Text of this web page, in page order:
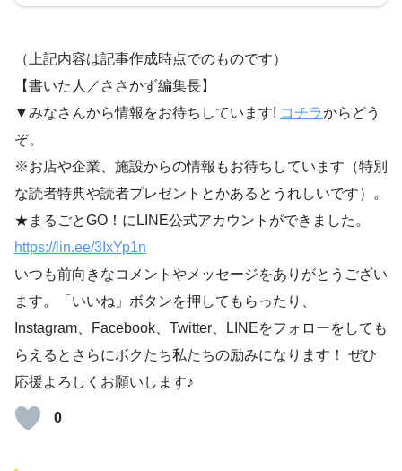
（上記内容は記事作成時点でのものです）
【書いた人／ささかず編集長】
▼みなさんから情報をお待ちしています! コチラからどう
ぞ。
※お店や企業、施設からの情報もお待ちしています（特別
な読者特典や読者プレゼントとかあるとうれしいです）。
★まるごとGO！にLINE公式アカウントができました。
https://lin.ee/3IxYp1n
いつも前向きなコメントやメッセージをありがとうござい
ます。「いいね」ボタンを押してもらったり、
Instagram、Facebook、Twitter、LINEをフォローをしても
らえるとさらにボクたち私たちの励みになります！ ぜひ
応援よろしくお願いします♪
0